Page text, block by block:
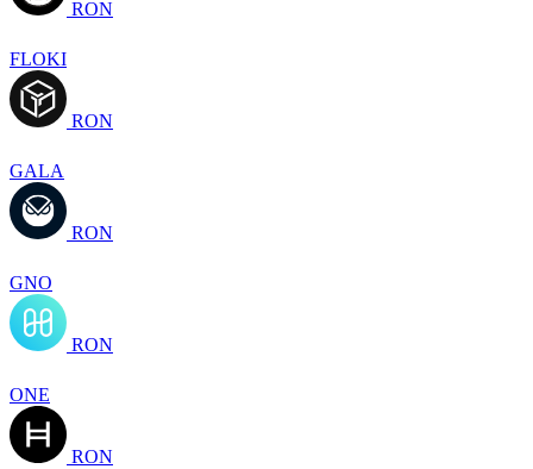
RON
FLOKI
RON
GALA
RON
GNO
RON
ONE
RON